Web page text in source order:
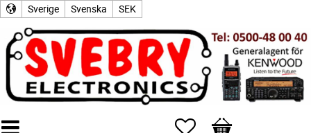
Sverige Svenska SEK
Favoriter
Kundvagn